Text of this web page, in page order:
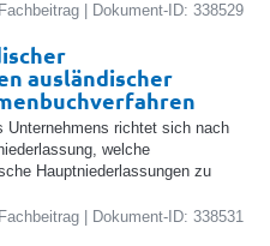
| Dokument-ID: 338529
ausländischer
Unternehmens richtet sich nach
welche
Hauptniederlassungen zu
| Dokument-ID: 338531